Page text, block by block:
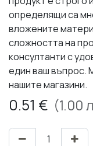
определящи са
вложените
сложността на
консултанти с
един ваш въпрос.
нашите магазини.
0.51 € (1.00